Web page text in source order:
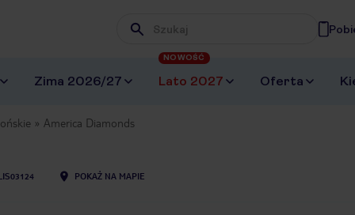
Wpisz frazę, której szukasz
Zima 2026/27 Lato 2027
NOWOŚĆ
Oferta
America Diamonds
POKAŻ NA MAPIE